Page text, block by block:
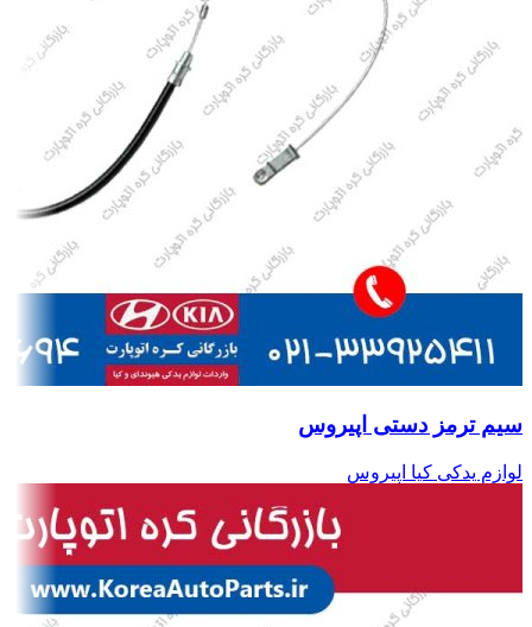
سیم ترمز دستی اپیروس
لوازم یدکی کیا اپیروس